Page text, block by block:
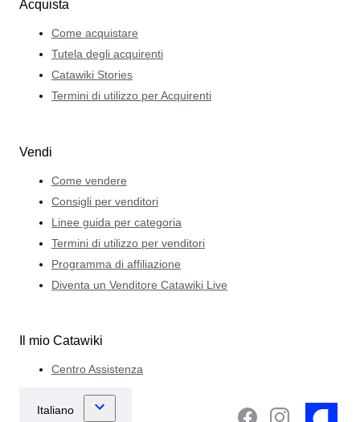
Acquista
Come acquistare
Tutela degli acquirenti
Catawiki Stories
Termini di utilizzo per Acquirenti
Vendi
Come vendere
Consigli per venditori
Linee guida per categoria
Termini di utilizzo per venditori
Programma di affiliazione
Diventa un Venditore Catawiki Live
Il mio Catawiki
Centro Assistenza